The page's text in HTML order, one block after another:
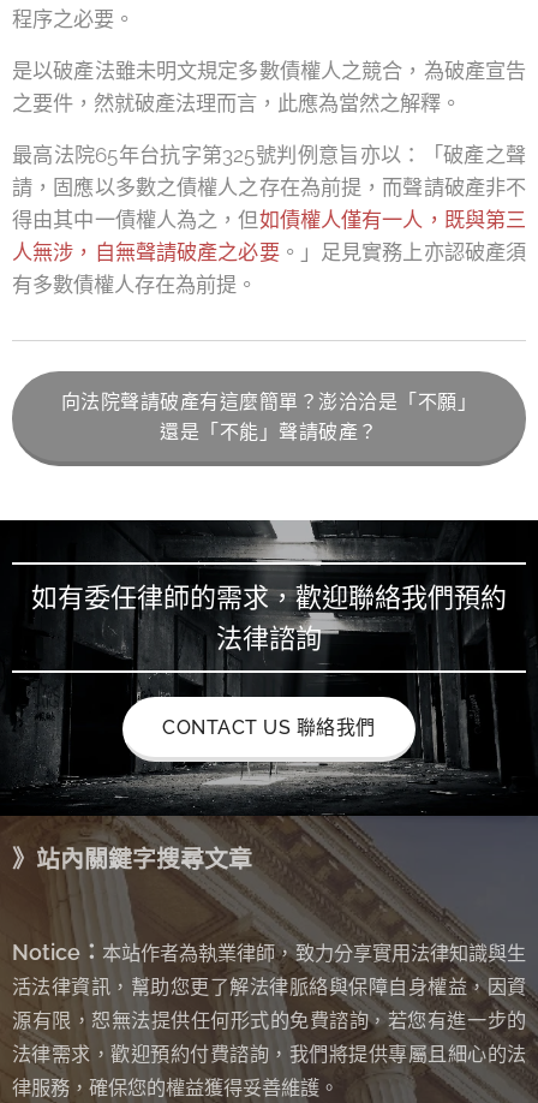
程序之必要。
是以破產法雖未明文規定多數債權人之競合，為破產宣告
之要件，然就破產法理而言，此應為當然之解釋。
最高法院65年台抗字第325號判例意旨亦以：「破產之聲
請，固應以多數之債權人之存在為前提，而聲請破產非不
得由其中一債權人為之，但如債權人僅有一人，既與第三
人無涉，自無聲請破產之必要。」足見實務上亦認破產須
有多數債權人存在為前提。
向法院聲請破產有這麼簡單？澎洽洽是「不願」
還是「不能」聲請破產？
如有委任律師的需求，歡迎聯絡我們預約
法律諮詢
CONTACT US 聯絡我們
》站內關鍵字搜尋文章
Notice： 本站作者為執業律師，致力分享實用法律知識與生
活法律資訊，幫助您更了解法律脈絡與保障自身權益，因資
源有限，恕無法提供任何形式的免費諮詢， 若您有進一步的
法律需求，歡迎預約付費諮詢，我們將提供專屬且細心的法
律服務，確保您的權益獲得妥善維護。